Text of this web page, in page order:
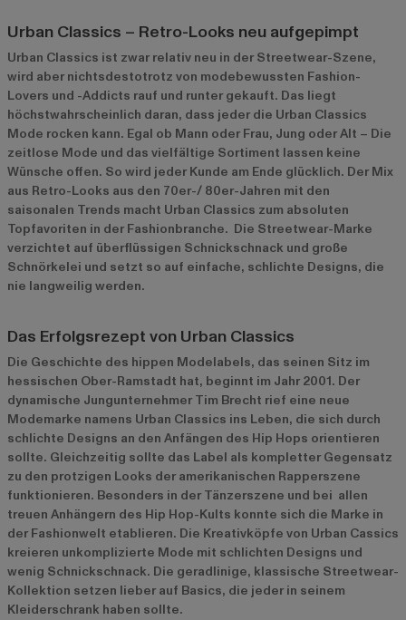
Urban Classics – Retro-Looks neu aufgepimpt
Urban Classics ist zwar relativ neu in der Streetwear-Szene,
wird aber nichtsdestotrotz von modebewussten Fashion-
Lovers und -Addicts rauf und runter gekauft. Das liegt
höchstwahrscheinlich daran, dass jeder die Urban Classics
Mode rocken kann. Egal ob Mann oder Frau, Jung oder Alt – Die
zeitlose Mode und das vielfältige Sortiment lassen keine
Wünsche offen. So wird jeder Kunde am Ende glücklich. Der Mix
aus Retro-Looks aus den 70er-/ 80er-Jahren mit den
saisonalen Trends macht Urban Classics zum absoluten
Topfavoriten in der Fashionbranche. Die Streetwear-Marke
verzichtet auf überflüssigen Schnickschnack und große
Schnörkelei und setzt so auf einfache, schlichte Designs, die
nie langweilig werden.
Das Erfolgsrezept von Urban Classics
Die Geschichte des hippen Modelabels, das seinen Sitz im
hessischen Ober-Ramstadt hat, beginnt im Jahr 2001. Der
dynamische Jungunternehmer Tim Brecht rief eine neue
Modemarke namens Urban Classics ins Leben, die sich durch
schlichte Designs an den Anfängen des Hip Hops orientieren
sollte. Gleichzeitig sollte das Label als kompletter Gegensatz
zu den protzigen Looks der amerikanischen Rapperszene
funktionieren. Besonders in der Tänzerszene und bei allen
treuen Anhängern des Hip Hop-Kults konnte sich die Marke in
der Fashionwelt etablieren. Die Kreativköpfe von Urban Cassics
kreieren unkomplizierte Mode mit schlichten Designs und
wenig Schnickschnack. Die geradlinige, klassische Streetwear-
Kollektion setzen lieber auf Basics, die jeder in seinem
Kleiderschrank haben sollte.